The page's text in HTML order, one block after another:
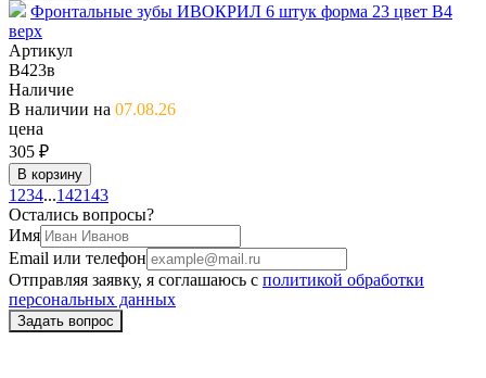
Фронтальные зубы ИВОКРИЛ 6 штук форма 23 цвет В4
верх
Артикул
В423в
Наличие
В наличии на 07.08.26
цена
305 ₽
В корзину
1 234...142143
Остались вопросы?
Имя
Email или телефон
Отправляя заявку, я соглашаюсь с политикой обработки
персональных данных